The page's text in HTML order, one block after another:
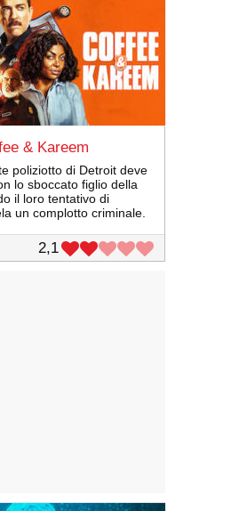
& Kareem
poliziotto di Detroit deve
lo sboccato figlio della
il loro tentativo di
un complotto criminale.
2,1